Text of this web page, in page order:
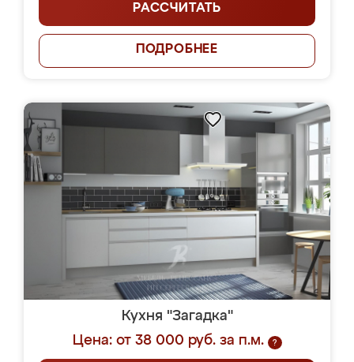
РАССЧИТАТЬ
ПОДРОБНЕЕ
Кухня "Загадка"
Цена: от 38 000 руб. за п.м.
?